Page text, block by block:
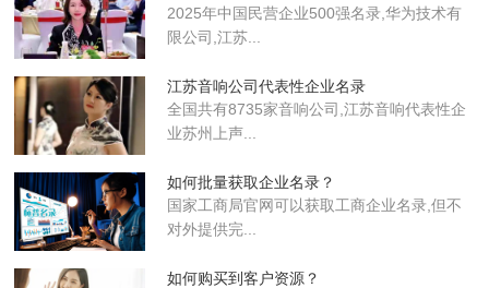
2025年中国民营企业500强名录,华为技术有
限公司,江苏...
江苏音响公司代表性企业名录
全国共有8735家音响公司,江苏音响代表性企
业苏州上声...
如何批量获取企业名录？
国家工商局官网可以获取工商企业名录,但不
对外提供完...
如何购买到客户资源？